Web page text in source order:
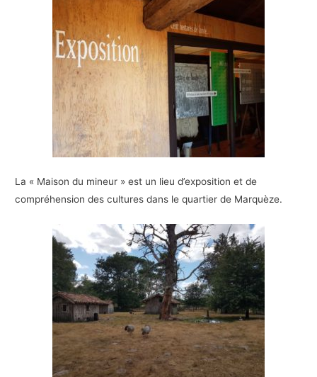
La « Maison du mineur » est un lieu d’exposition et de
compréhension des cultures dans le quartier de Marquèze.